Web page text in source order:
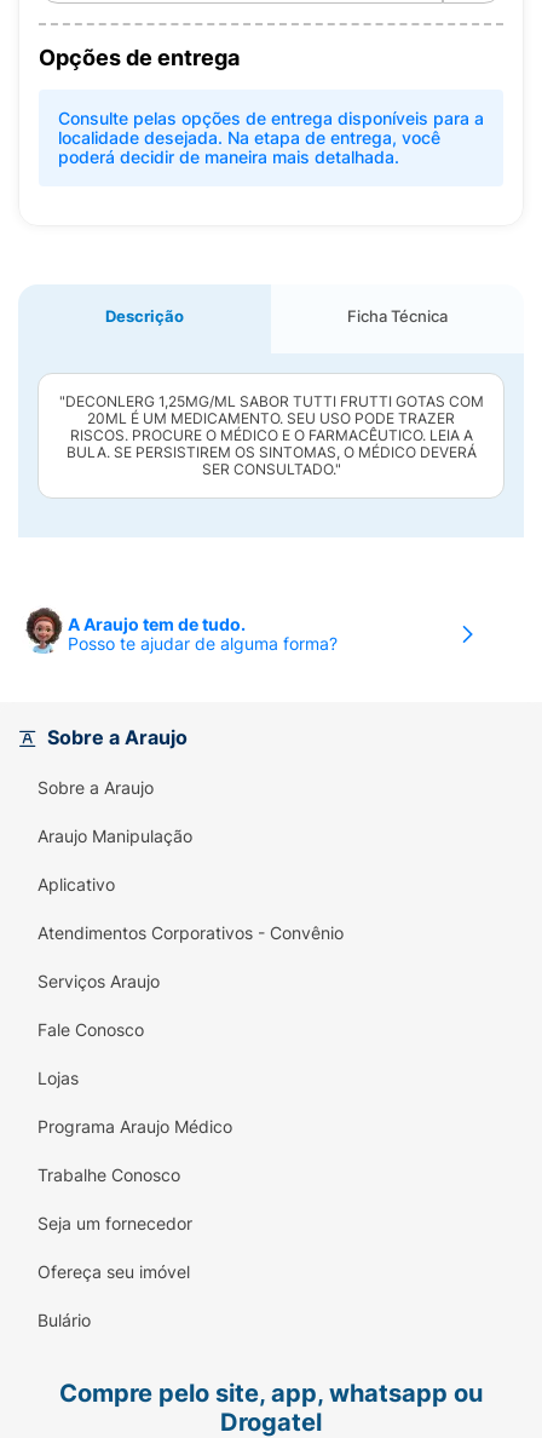
Opções de entrega
Consulte pelas opções de entrega disponíveis para a
localidade desejada. Na etapa de entrega, você
poderá decidir de maneira mais detalhada.
Descrição Ficha Técnica
"DECONLERG 1,25MG/ML SABOR TUTTI FRUTTI GOTAS COM
20ML É UM MEDICAMENTO. SEU USO PODE TRAZER
RISCOS. PROCURE O MÉDICO E O FARMACÊUTICO. LEIA A
BULA. SE PERSISTIREM OS SINTOMAS, O MÉDICO DEVERÁ
SER CONSULTADO."
A Araujo tem de tudo.
Posso te ajudar de alguma forma?
Sobre a Araujo
Sobre a Araujo
Araujo Manipulação
Aplicativo
Atendimentos Corporativos - Convênio
Serviços Araujo
Fale Conosco
Lojas
Programa Araujo Médico
Trabalhe Conosco
Seja um fornecedor
Ofereça seu imóvel
Bulário
Compre pelo site, app, whatsapp ou
Drogatel